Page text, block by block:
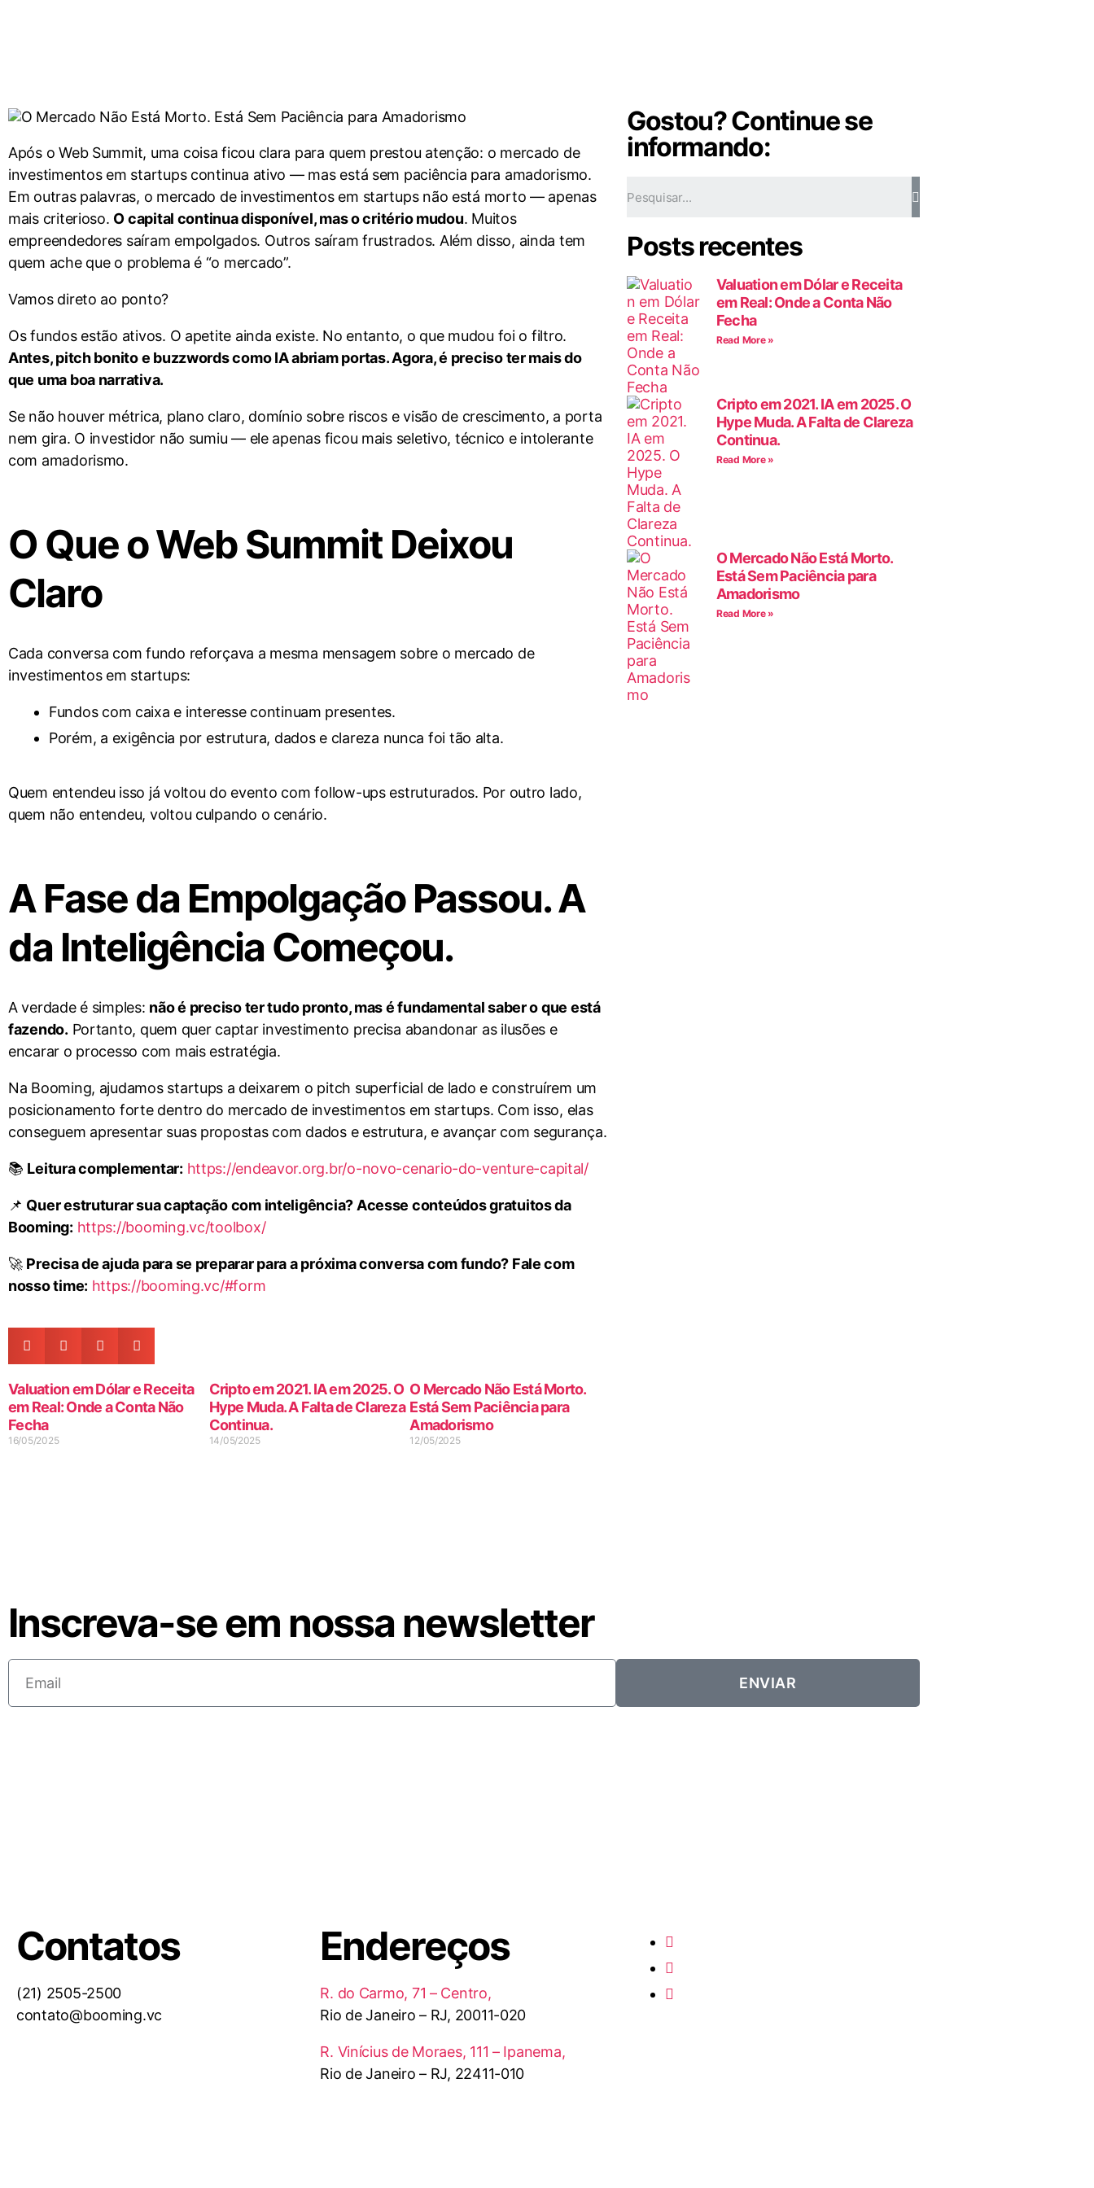
Após o Web Summit, uma coisa ficou clara para quem prestou atenção: o mercado de
investimentos em startups continua ativo — mas está sem paciência para amadorismo.
Em outras palavras, o mercado de investimentos em startups não está morto — apenas
mais criterioso. O capital continua disponível, mas o critério mudou. Muitos
empreendedores saíram empolgados. Outros saíram frustrados. Além disso, ainda tem
quem ache que o problema é “o mercado”.
Vamos direto ao ponto?
Os fundos estão ativos. O apetite ainda existe. No entanto, o que mudou foi o filtro.
Antes, pitch bonito e buzzwords como IA abriam portas. Agora, é preciso ter mais do
que uma boa narrativa.
Se não houver métrica, plano claro, domínio sobre riscos e visão de crescimento, a porta
nem gira. O investidor não sumiu — ele apenas ficou mais seletivo, técnico e intolerante
com amadorismo.
O Que o Web Summit Deixou
Claro
Cada conversa com fundo reforçava a mesma mensagem sobre o mercado de
investimentos em startups:
Fundos com caixa e interesse continuam presentes.
Porém, a exigência por estrutura, dados e clareza nunca foi tão alta.
Quem entendeu isso já voltou do evento com follow-ups estruturados. Por outro lado,
quem não entendeu, voltou culpando o cenário.
A Fase da Empolgação Passou. A
da Inteligência Começou.
A verdade é simples: não é preciso ter tudo pronto, mas é fundamental saber o que está
fazendo. Portanto, quem quer captar investimento precisa abandonar as ilusões e
encarar o processo com mais estratégia.
Na Booming, ajudamos startups a deixarem o pitch superficial de lado e construírem um
posicionamento forte dentro do mercado de investimentos em startups. Com isso, elas
conseguem apresentar suas propostas com dados e estrutura, e avançar com segurança.
📚 Leitura complementar: https://endeavor.org.br/o-novo-cenario-do-venture-capital/
📌 Quer estruturar sua captação com inteligência? Acesse conteúdos gratuitos da
Booming: https://booming.vc/toolbox/
🚀 Precisa de ajuda para se preparar para a próxima conversa com fundo? Fale com
nosso time: https://booming.vc/#form
Valuation em Dólar e Receita
em Real: Onde a Conta Não
Fecha
16/05/2025
Cripto em 2021. IA em 2025. O
Hype Muda. A Falta de Clareza
Continua.
14/05/2025
O Mercado Não Está Morto.
Está Sem Paciência para
Amadorismo
12/05/2025
Gostou? Continue se
informando:
Posts recentes
Valuation em Dólar e Receita
em Real: Onde a Conta Não
Fecha
Read More »
Cripto em 2021. IA em 2025. O
Hype Muda. A Falta de Clareza
Continua.
Read More »
O Mercado Não Está Morto.
Está Sem Paciência para
Amadorismo
Read More »
Inscreva-se em nossa newsletter
ENVIAR
Contatos
(21) 2505-2500
contato@booming.vc
Endereços
R. do Carmo, 71 – Centro,
Rio de Janeiro – RJ, 20011-020
R. Vinícius de Moraes, 111 – Ipanema,
Rio de Janeiro – RJ, 22411-010